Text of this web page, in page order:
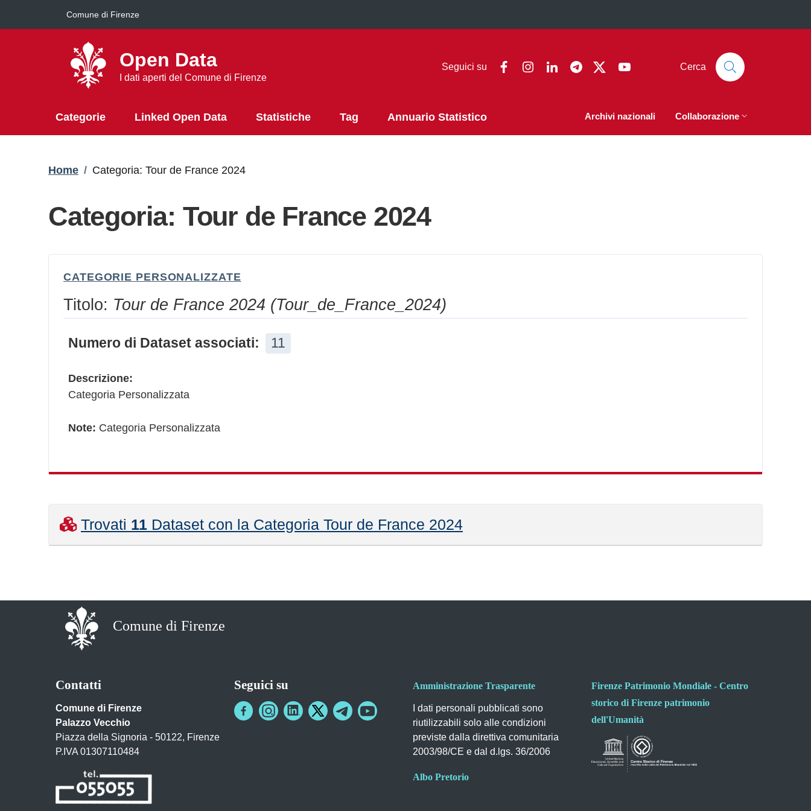
Comune di Firenze
Open Data
I dati aperti del Comune di Firenze
Seguici su FacebookInstagramLinkedinTelegram
Twitter Cerca
Categorie Linked Open Data Statistiche Tag Annuario Statistico Archivi nazionali Collaborazione
Briciole di pane
Home / Categoria: Tour de France 2024
Categoria: Tour de France 2024
CATEGORIE PERSONALIZZATE
Titolo: Tour de France 2024 (Tour_de_France_2024)
Numero di Dataset associati: 11
Descrizione:
Categoria Personalizzata
Note: Categoria Personalizzata
Trovati 11 Dataset con la Categoria Tour de France 2024
Comune di Firenze
Contatti
Comune di Firenze
Palazzo Vecchio
Piazza della Signoria - 50122, Firenze
P.IVA 01307110484
Seguici su Amministrazione Trasparente
I dati personali pubblicati sono
riutilizzabili solo alle condizioni
previste dalla direttiva comunitaria
2003/98/CE e dal d.lgs. 36/2006
Albo Pretorio
Firenze Patrimonio Mondiale - Centro
storico di Firenze patrimonio
dell'Umanità